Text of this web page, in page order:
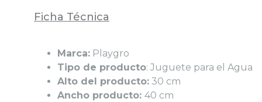
Ficha Técnica
Marca: Playgro
Tipo de producto: Juguete para el Agua
Alto del producto: 30 cm
Ancho producto: 40 cm